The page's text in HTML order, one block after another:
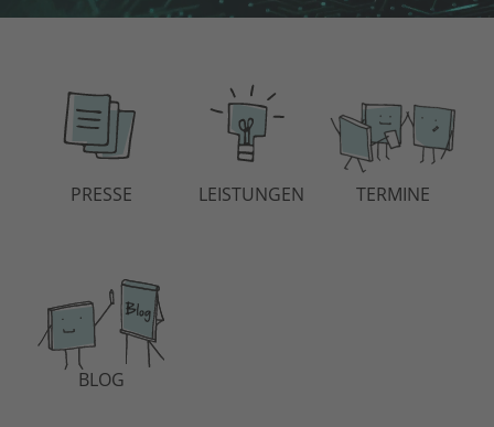
PRESSE LEISTUNGEN TERMINE
BLOG